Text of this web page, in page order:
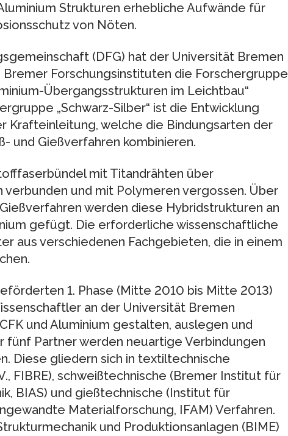
Strukturen erhebliche Aufwände für
von Nöten.
(DFG) hat der Universität Bremen
Forschungsinstituten die Forschergruppe
Übergangsstrukturen im Leichtbau“
„Schwarz-Silber“ ist die Entwicklung
Krafteinleitung, welche die Bindungsarten der
und Gießverfahren kombinieren.
mit Titandrähten über
verbunden und mit Polymeren vergossen. Über
werden diese Hybridstrukturen an
gefügt. Die erforderliche wissenschaftliche
aus verschiedenen Fachgebieten, die in einem
1. Phase (Mitte 2010 bis Mitte 2013)
an der Universität Bremen
und Aluminium gestalten, auslegen und
fünf Partner werden neuartige Verbindungen
Diese gliedern sich in textiltechnische
FIBRE), schweißtechnische (Bremer Institut für
BIAS) und gießtechnische (Institut für
Materialforschung, IFAM) Verfahren.
und Produktionsanlagen (BIME)